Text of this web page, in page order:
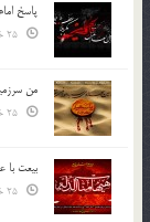
پاسخ
من
بیعت با